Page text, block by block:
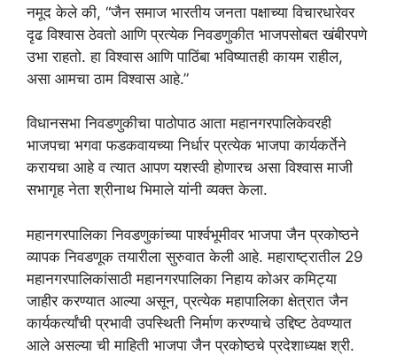
नमूद केले की, “जैन समाज भारतीय जनता पक्षाच्या विचारधारेवर
दृढ विश्वास ठेवतो आणि प्रत्येक निवडणुकीत भाजपसोबत खंबीरपणे
उभा राहतो. हा विश्वास आणि पाठिंबा भविष्यातही कायम राहील,
असा आमचा ठाम विश्वास आहे.”
विधानसभा निवडणुकीचा पाठोपाठ आता महानगरपालिकेवरही
भाजपचा भगवा फडकवायच्या निर्धार प्रत्येक भाजपा कार्यकर्तेने
करायचा आहे व त्यात आपण यशस्वी होणारच असा विश्वास माजी
सभागृह नेता श्रीनाथ भिमाले यांनी व्यक्त केला.
महानगरपालिका निवडणुकांच्या पार्श्वभूमीवर भाजपा जैन प्रकोष्ठने
व्यापक निवडणूक तयारीला सुरुवात केली आहे. महाराष्ट्रातील 29
महानगरपालिकांसाठी महानगरपालिका निहाय कोअर कमिट्या
जाहीर करण्यात आल्या असून, प्रत्येक महापालिका क्षेत्रात जैन
कार्यकर्त्यांची प्रभावी उपस्थिती निर्माण करण्याचे उद्दिष्ट ठेवण्यात
आले असल्या ची माहिती भाजपा जैन प्रकोष्ठचे प्रदेशाध्यक्ष श्री.